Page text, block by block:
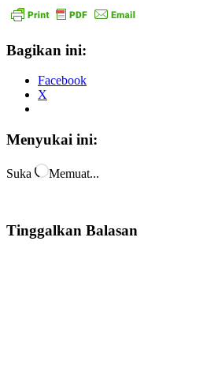
Bagikan ini:
Facebook
X
Menyukai ini:
Suka Memuat...
Tinggalkan Balasan